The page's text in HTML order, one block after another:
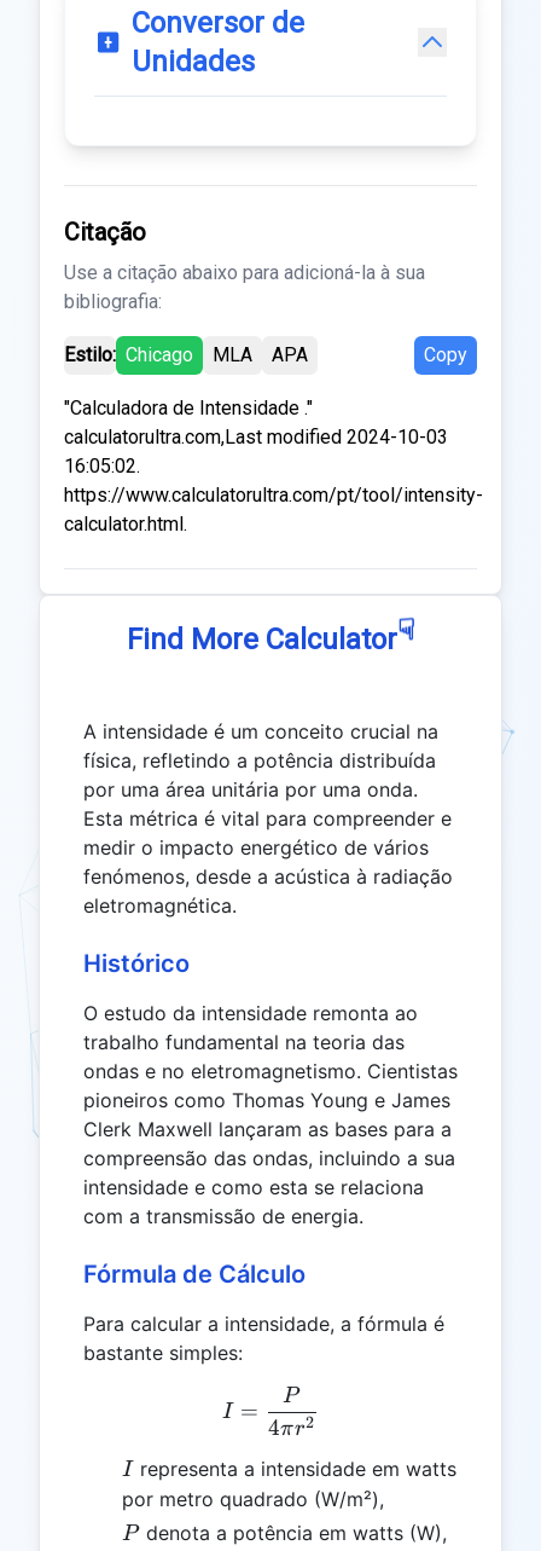
Conversor de
Unidades
Citação
Use a citação abaixo para adicioná-la à sua
bibliografia:
Estilo: Chicago MLA APA Copy
"Calculadora de Intensidade ."
calculatorultra.com,Last modified 2024-10-03
16:05:02.
https://www.calculatorultra.com/pt/tool/intensity-
calculator.html.
Find More Calculator☟
A intensidade é um conceito crucial na
física, refletindo a potência distribuída
por uma área unitária por uma onda.
Esta métrica é vital para compreender e
medir o impacto energético de vários
fenómenos, desde a acústica à radiação
eletromagnética.
Histórico
O estudo da intensidade remonta ao
trabalho fundamental na teoria das
ondas e no eletromagnetismo. Cientistas
pioneiros como Thomas Young e James
Clerk Maxwell lançaram as bases para a
compreensão das ondas, incluindo a sua
intensidade e como esta se relaciona
com a transmissão de energia.
Fórmula de Cálculo
Para calcular a intensidade, a fórmula é
bastante simples:
I = \frac{P}{4\pi r^2}
I =
4πr2
P
I
Irepresenta a intensidade em watts
por metro quadrado (W/m²),
P
Pdenota a potência em watts (W),